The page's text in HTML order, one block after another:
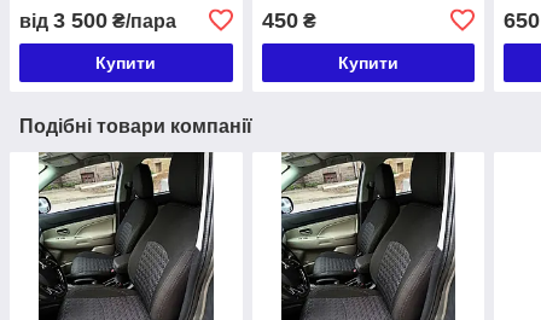
від 3 500 ₴/пара
Купити
450₴
Купити
650
Подібні товари компанії